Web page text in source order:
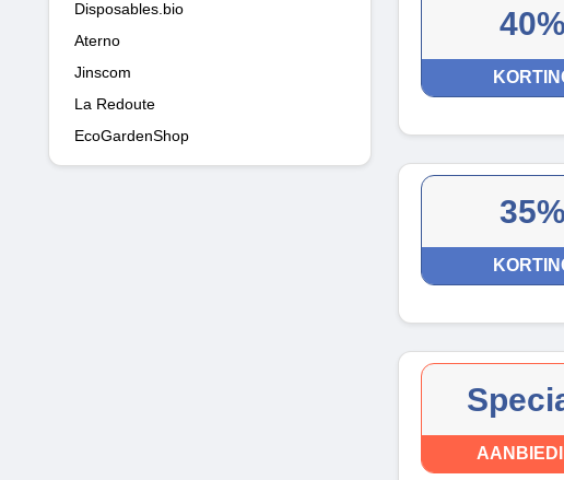
Disposables.bio
Aterno
Jinscom
La Redoute
EcoGardenShop
40%
35%